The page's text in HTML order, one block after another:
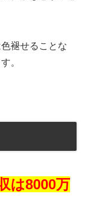
褪せることな
。
は8000万